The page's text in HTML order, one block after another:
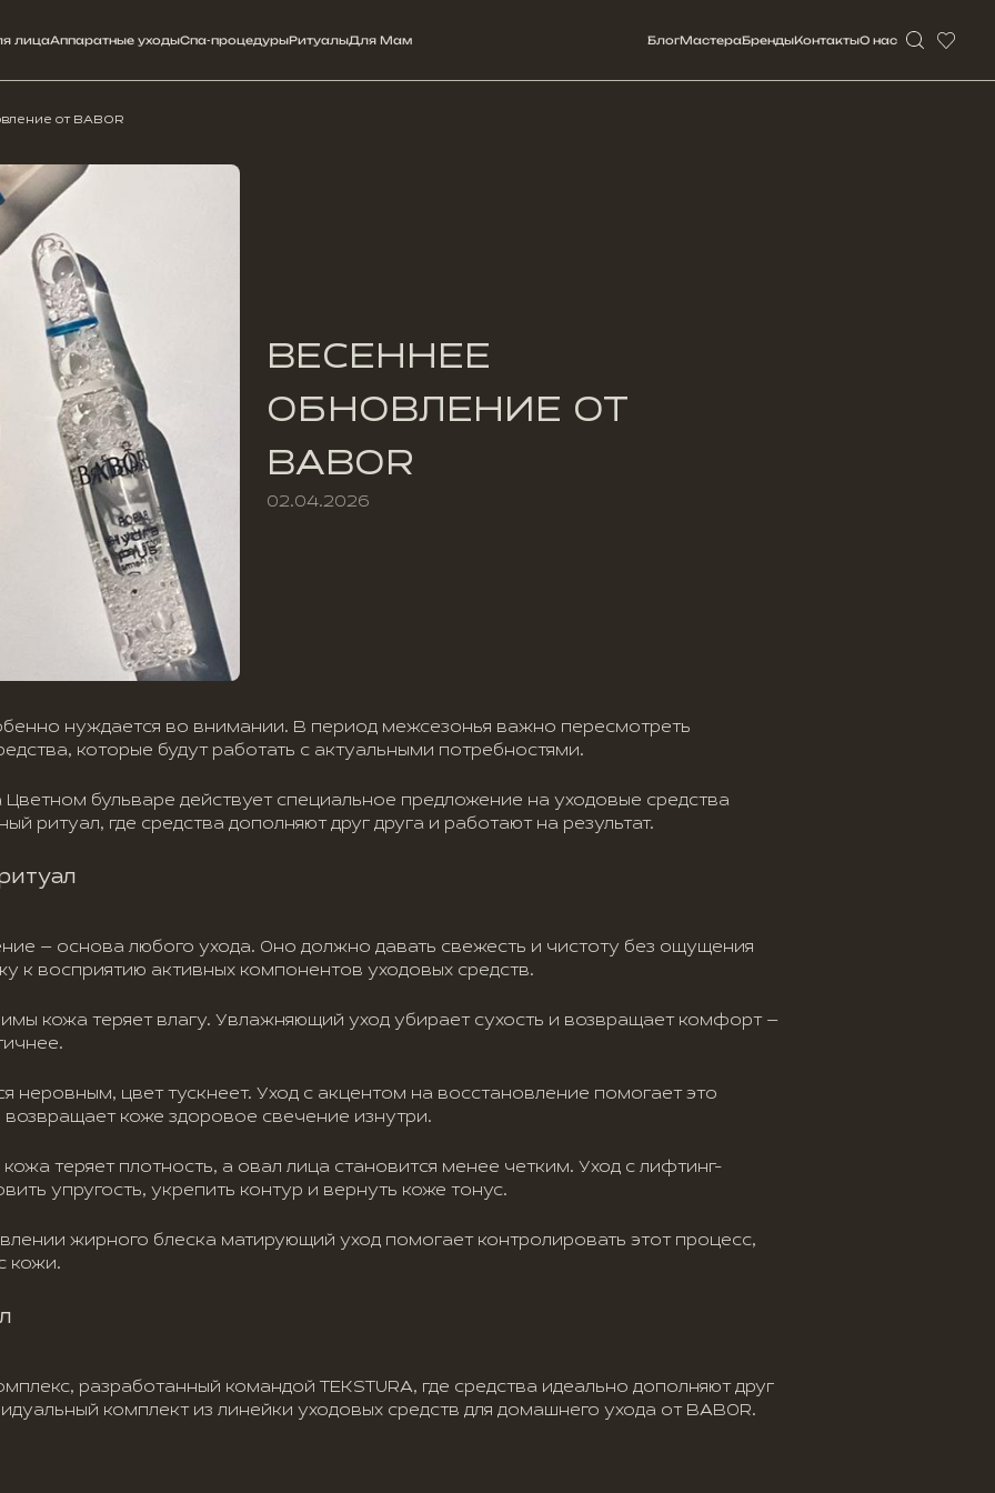
лицаАппаратные уходыСпа-процедурыРитуалыДля Мам БлогМастерaБрендыКонтактыО нас
от BABOR
ВЕСЕННЕЕ
ОБНОВЛЕНИЕ ОТ
BABOR
02.04.2026
нуждается во внимании. В период межсезонья важно пересмотреть
которые будут работать с актуальными потребностями.
Цветном бульваре действует специальное предложение на уходовые средства
ритуал, где средства дополняют друг друга и работают на результат.
— основа любого ухода. Оно должно давать свежесть и чистоту без ощущения
к восприятию активных компонентов уходовых средств.
кожа теряет влагу. Увлажняющий уход убирает сухость и возвращает комфорт —
неровным, цвет тускнеет. Уход с акцентом на восстановление помогает это
коже здоровое свечение изнутри.
теряет плотность, а овал лица становится менее четким. Уход с лифтинг-
упругость, укрепить контур и вернуть коже тонус.
жирного блеска матирующий уход помогает контролировать этот процесс,
кожи.
разработанный командой TEKSTURA, где средства идеально дополняют друг
комплект из линейки уходовых средств для домашнего ухода от BABOR.